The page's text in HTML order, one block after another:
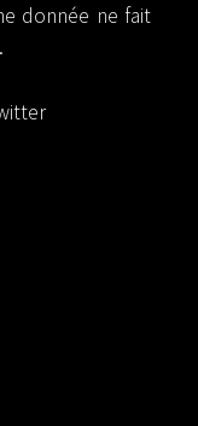
donnée ne fait